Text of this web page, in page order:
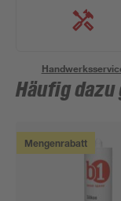
Häufig
Mengenrabatt